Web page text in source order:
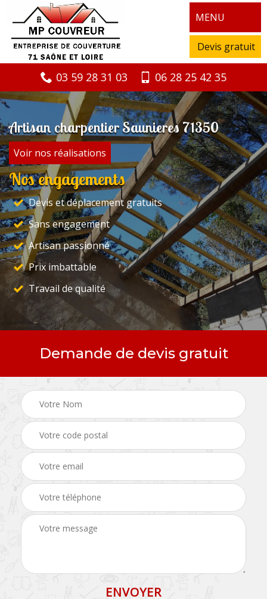
MENU
Devis gratuit
03 59 28 31 03 06 28 25 42 35
Artisan charpentier Saunieres 71350
Voir nos réalisations
Nos engagements
Devis et déplacement gratuits
Sans engagement
Artisan passionné
Prix imbattable
Travail de qualité
Demande de devis gratuit